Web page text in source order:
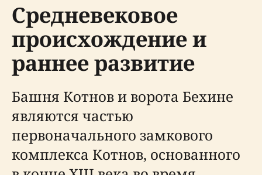
Средневековое
происхождение и
раннее развитие
Башня Котнов и ворота Бехине
являются частью
первоначального замкового
комплекса Котнов, основанного